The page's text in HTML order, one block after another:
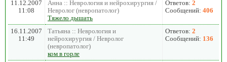
11.12.2007
11:08
Анна :: Неврология и нейрохирургия /
Невролог (невропатолог)
Тяжело дышать
Ответов: 2
Сообщений: 406
16.11.2007
11:49
Татьяна :: Неврология и
нейрохирургия / Невролог
(невропатолог)
ком в горле
Ответов: 2
Сообщений: 136